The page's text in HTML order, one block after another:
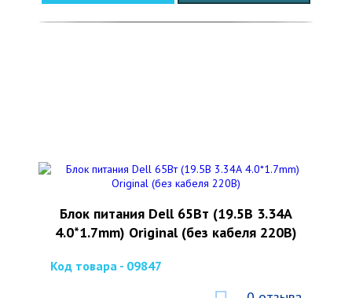
Блок питания Dell 65Вт (19.5В 3.34А
4.0*1.7mm) Original (без кабеля 220В)
Код товара - 09847